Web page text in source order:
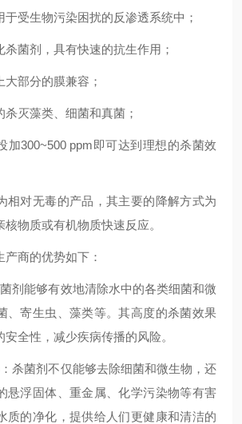
受生物污染困扰的反渗透系统中；
杀菌剂，具有快速的抗生作用；
部分的膜兼容；
杀灭藻类、细菌和真菌；
加300~500 ppm即可达到理想的杀菌效
相对无毒的产品，其主要的降解方式为
物质或有机物质快速反应。
产商的优势如下：
剂能够有效地清除水中的各类细菌和微
、寄生虫、藻类等。其高度的杀菌效果
全性，减少疾病传播的风险。
杀菌剂不仅能够去除细菌和微生物，还
悬浮固体、重金属、化学污染物等有害
质的净化，提供给人们更健康和清洁的